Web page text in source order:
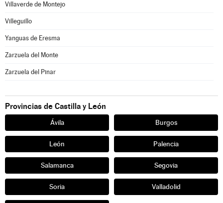
Villaverde de Montejo
Villeguillo
Yanguas de Eresma
Zarzuela del Monte
Zarzuela del Pinar
Provincias de Castilla y León
Ávila Burgos
León Palencia
Salamanca Segovia
Soria Valladolid